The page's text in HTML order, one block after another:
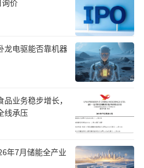
达6.62亿元，同比激增68.9
遥遥领先。
半年获得8个《药品注册证
、围手术期、胃肠消化等领
205项，含9个1.1类中药新药
其余进入III期临床），为未来
价
龙电驱能否靠机器
业务稳步增长，
线承压
年7月储能全产业